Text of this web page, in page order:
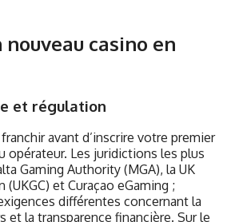
casino en
et régulation
avant d’inscrire votre premier
opérateur. Les juridictions les plus
Gaming Authority (MGA), la UK
et Curaçao eGaming ;
différentes concernant la
et la transparence financière. Sur le